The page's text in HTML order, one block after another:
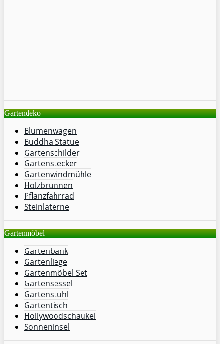
Gartendeko
Blumenwagen
Buddha Statue
Gartenschilder
Gartenstecker
Gartenwindmühle
Holzbrunnen
Pflanzfahrrad
Steinlaterne
Gartenmöbel
Gartenbank
Gartenliege
Gartenmöbel Set
Gartensessel
Gartenstuhl
Gartentisch
Hollywoodschaukel
Sonneninsel